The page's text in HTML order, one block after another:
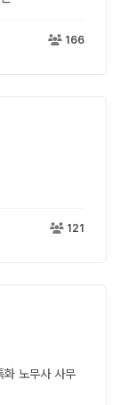
166
121
화 노무사 사무